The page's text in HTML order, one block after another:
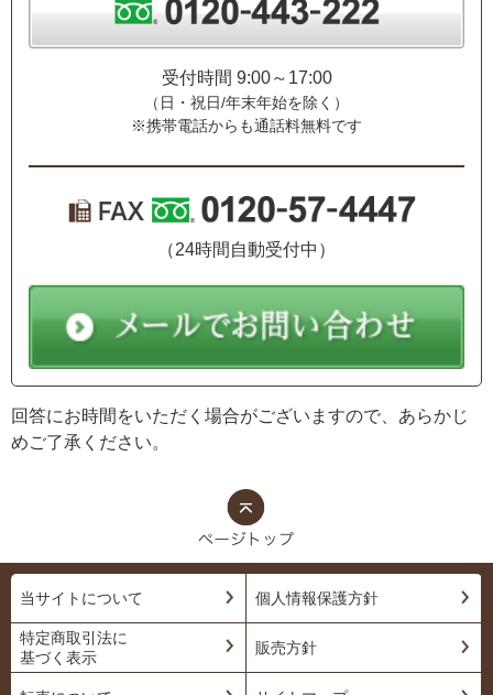
受付時間 9:00～17:00
（日・祝日/年末年始を除く）
※携帯電話からも通話料無料です
（24時間自動受付中）
回答にお時間をいただく場合がございますので、あらかじ
めご了承ください。
当サイトについて 個人情報保護方針
特定商取引法に
基づく表示
販売方針